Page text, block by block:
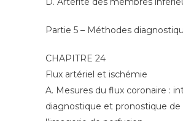
Partie 5 – Méthodes
CHAPITRE 24
Flux artériel et ischémie
A. Mesures du flux coronaire :
diagnostique et pronostique de